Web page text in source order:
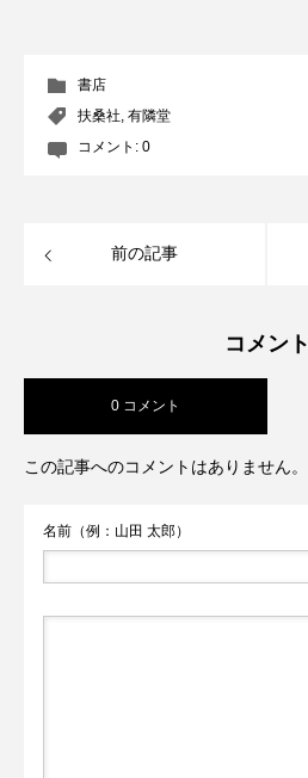
書店
扶桑社, 有隣堂
コメント: 0
前の記事
コメント
0 コメント
この記事へのコメントはありません。
名前（例：山田 太郎）